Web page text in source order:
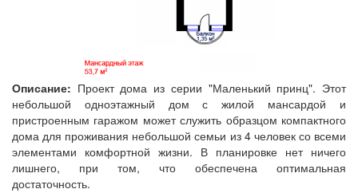
Описание: Проект дома из серии "Маленький принц". Этот
небольшой одноэтажный дом с жилой мансардой и
пристроенным гаражом может служить образцом компактного
дома для проживания небольшой семьи из 4 человек со всеми
элементами комфортной жизни. В планировке нет ничего
лишнего, при том, что обеспечена оптимальная
достаточность.